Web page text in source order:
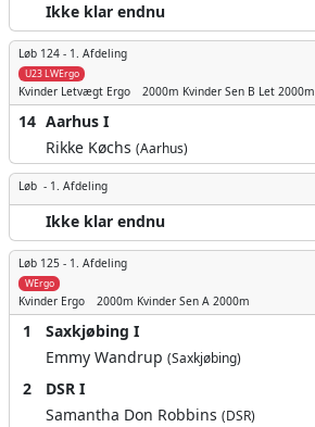
Ikke klar endnu
Løb 124 - 1. Afdeling
U23 LWErgo
Kvinder Letvægt Ergo 2000m Kvinder Sen B Let 2000m
14 Aarhus I
Rikke Køchs (Aarhus)
Løb - 1. Afdeling
Ikke klar endnu
Løb 125 - 1. Afdeling
WErgo
Kvinder Ergo 2000m Kvinder Sen A 2000m
1
Saxkjøbing I
Emmy Wandrup (Saxkjøbing)
2
DSR I
Samantha Don Robbins (DSR)